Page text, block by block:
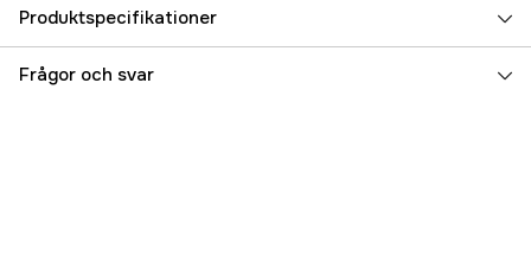
Produktspecifikationer
Djurtyp Katt
Frågor och svar